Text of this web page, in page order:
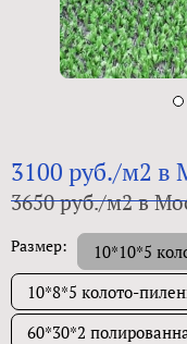
3100 руб./м2 в
3650 руб./м2 в
Размер:
10*10*5
10*8*5 колото-
60*30*2